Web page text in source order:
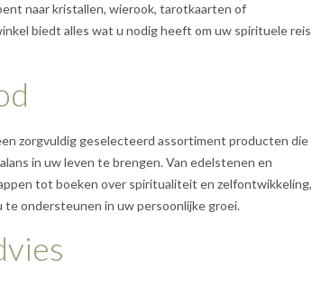
naar kristallen, wierook, tarotkaarten of
biedt alles wat u nodig heeft om uw spirituele reis
zorgvuldig geselecteerd assortiment producten die
in uw leven te brengen. Van edelstenen en
tot boeken over spiritualiteit en zelfontwikkeling,
te ondersteunen in uw persoonlijke groei.